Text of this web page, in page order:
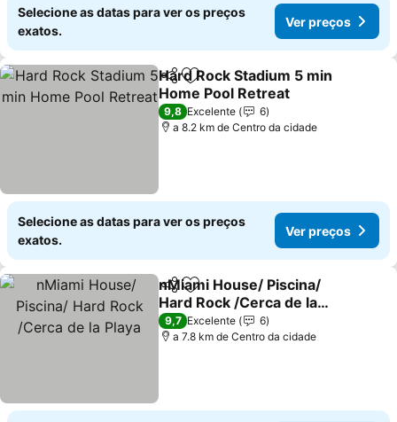
Selecione as datas para ver os preços
exatos.
Ver preços
PartilharAdicionar aos favoritos
Hard Rock Stadium 5 min
Home Pool Retreat
Ver preços
9,8 Excelente
6
a 8.2 km de Centro da cidade
Selecione as datas para ver os preços
exatos.
Ver preços
PartilharAdicionar aos favoritos
nMiami House/ Piscina/
Hard Rock /Cerca de la
Playa
Ver preços
9,7 Excelente
6
a 7.8 km de Centro da cidade